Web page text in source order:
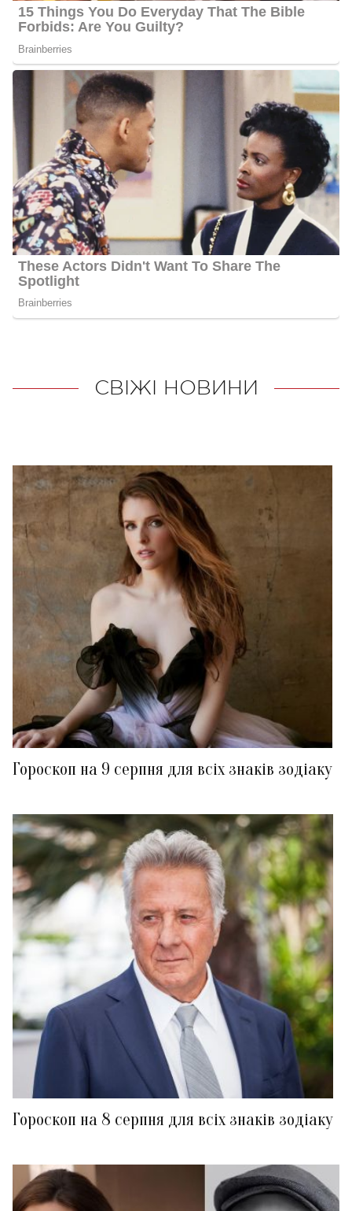
СВІЖІ НОВИНИ
Гороскоп на 9 серпня для всіх знаків зодіаку
Гороскоп на 8 серпня для всіх знаків зодіаку